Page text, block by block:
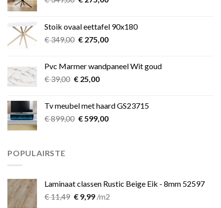
€ 349,00.€ 275,00.
Stoik ovaal eettafel 90x180
€349,00 Oorspronkelijke
€ 349,00.
€275,00Huidige
€ 275,00.
Pvc Marmer wandpaneel Wit goud
€39,00 Oorspronkelijke
€ 39,00.
€25,00Huidige
€ 25,00.
Tv meubel met haard GS23715
€899,00 Oorspronkelijke
€599,00Huidige
POPULAIRSTE
Laminaat classen Rustic Beige Eik - 8mm 52597
€11,49 Oorspronkelijke
€9,99Huidige
/m2